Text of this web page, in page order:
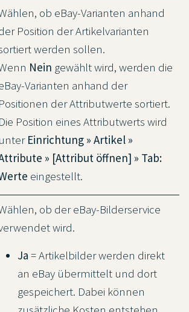
ob eBay-Varianten anhand
Position der Artikelvarianten
werden sollen.
Nein gewählt wird, werden die
Varianten anhand der
Positionen der Attributwerte sortiert.
Die Position eines Attributwerts wird
unter Einrichtung » Artikel »
» [Attribut öffnen] » Tab:
eingestellt.
ob der eBay-Bilderservice
wird.
Ja = Artikelbilder werden direkt
an eBay übermittelt und dort
gespeichert. Dabei können